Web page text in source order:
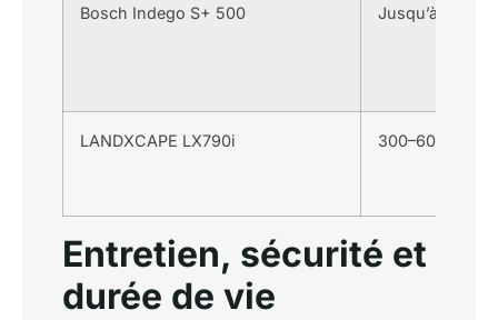
Bosch Indego S+ 500 Jusqu’à 500 m²
LANDXCAPE LX790i 300–600 m²
Entretien, sécurité et
durée de vie